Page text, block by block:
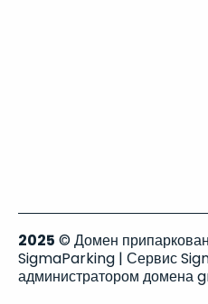
2025 © Домен
SigmaParking | Сервис
администратором домена